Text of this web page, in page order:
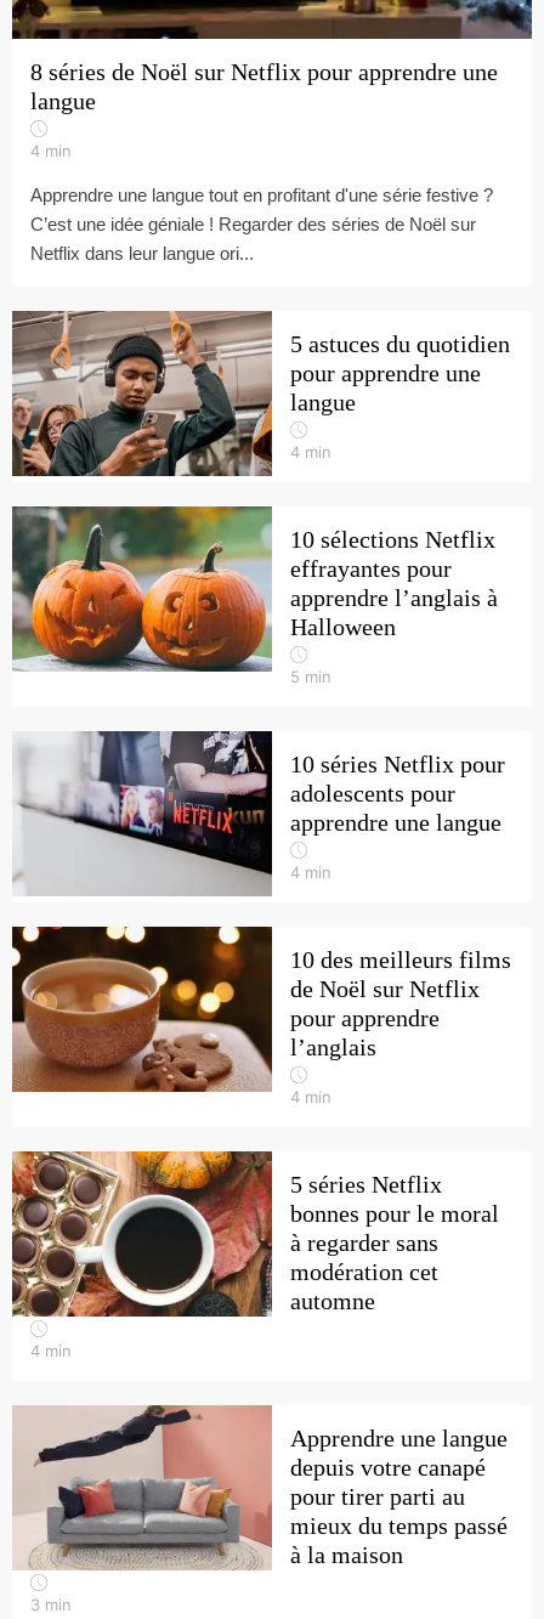
8 séries de Noël sur Netflix pour apprendre une
langue
4 min
Apprendre une langue tout en profitant d'une série festive ?
C’est une idée géniale ! Regarder des séries de Noël sur
Netflix dans leur langue ori...
5 astuces du quotidien
pour apprendre une
langue
4 min
10 sélections Netflix
effrayantes pour
apprendre l’anglais à
Halloween
5 min
10 séries Netflix pour
adolescents pour
apprendre une langue
4 min
10 des meilleurs films
de Noël sur Netflix
pour apprendre
l’anglais
4 min
5 séries Netflix
bonnes pour le moral
à regarder sans
modération cet
automne
4 min
Apprendre une langue
depuis votre canapé
pour tirer parti au
mieux du temps passé
à la maison
3 min